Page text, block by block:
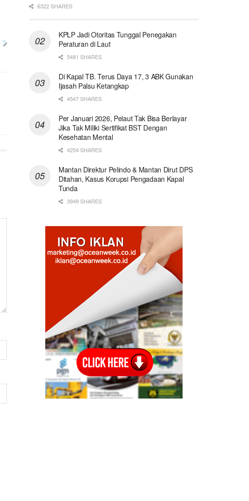
6322 SHARES
KPLP Jadi Otoritas Tunggal Penegakan
Peraturan di Laut
5481 SHARES
Di Kapal TB. Terus Daya 17, 3 ABK Gunakan
Ijasah Palsu Ketangkap
4547 SHARES
Per Januari 2026, Pelaut Tak Bisa Berlayar
Jika Tak Miliki Sertifikat BST Dengan
Kesehatan Mental
4254 SHARES
Mantan Direktur Pelindo & Mantan Dirut DPS
Ditahan, Kasus Korupsi Pengadaan Kapal
Tunda
3949 SHARES